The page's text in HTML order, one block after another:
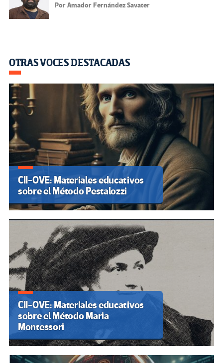
Por Amador Fernández Savater
OTRAS VOCES DESTACADAS
CII-OVE: Materiales educativos
sobre el Método Pestalozzi
CII-OVE: Materiales educativos
sobre el Método Maria
Montessori